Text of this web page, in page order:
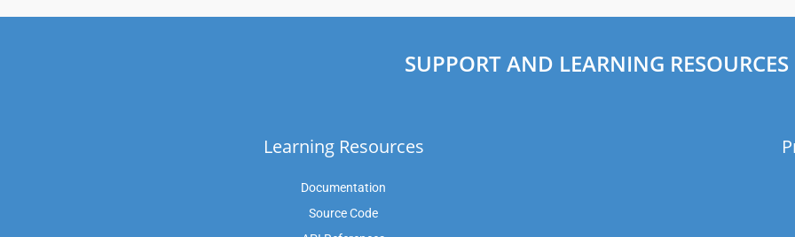
SUPPORT AND LEARNING RESOURCES
Learning Resources
Documentation
Source Code